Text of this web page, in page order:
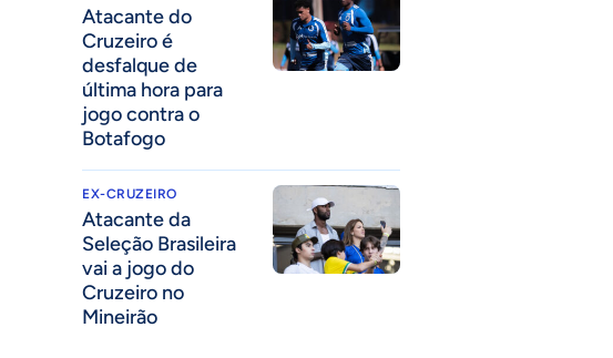
Atacante do
Cruzeiro é
desfalque de
última hora para
jogo contra o
Botafogo
EX-CRUZEIRO
Atacante da
Seleção Brasileira
vai a jogo do
Cruzeiro no
Mineirão